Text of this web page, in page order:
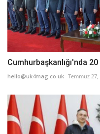
Cumhurbaşkanlığı'nda
hello@uk4mag.co.uk Temmuz 27,